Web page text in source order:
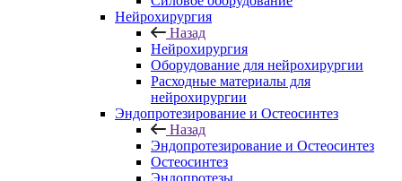
Нейрохирургия
Назад
Нейрохирургия
Оборудование для нейрохирургии
Расходные материалы для
нейрохирургии
Эндопротезирование и Остеосинтез
Назад
Эндопротезирование и Остеосинтез
Остеосинтез
Эндопротезы